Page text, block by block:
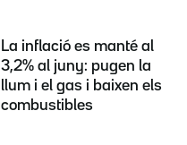
La inflació es manté al
3,2% al juny: pugen la
llum i el gas i baixen els
combustibles